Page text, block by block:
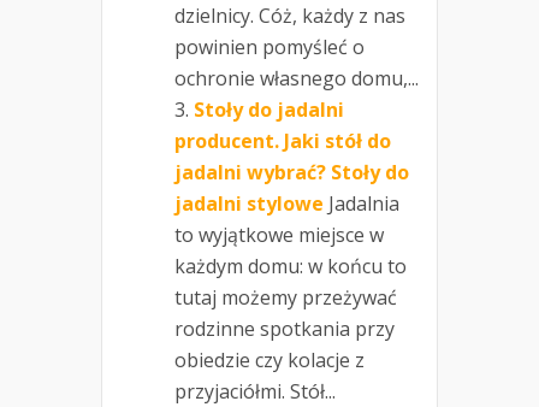
dzielnicy. Cóż, każdy z nas
powinien pomyśleć o
ochronie własnego domu,...
Stoły do jadalni
producent. Jaki stół do
jadalni wybrać? Stoły do
jadalni stylowe Jadalnia
to wyjątkowe miejsce w
każdym domu: w końcu to
tutaj możemy przeżywać
rodzinne spotkania przy
obiedzie czy kolacje z
przyjaciółmi. Stół...